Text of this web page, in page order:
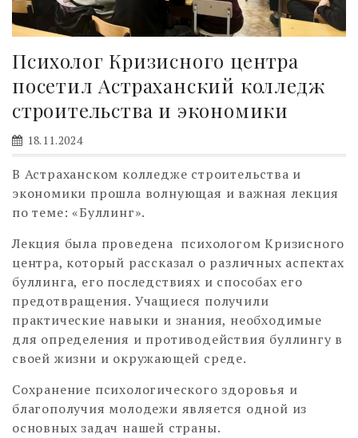
Психолог Кризисного центра
посетил Астраханский колледж
строительства и экономики
18.11.2024
В Астраханском колледже строительства и
экономики прошла волнующая и важная лекция
по теме: «Буллинг».
Лекция была проведена психологом Кризисного
центра, который рассказал о различных аспектах
буллинга, его последствиях и способах его
предотвращения. Учащиеся получили
практические навыки и знания, необходимые
для определения и противодействия буллингу в
своей жизни и окружающей среде.
Сохранение психологического здоровья и
благополучия молодежи является одной из
основных задач нашей страны.